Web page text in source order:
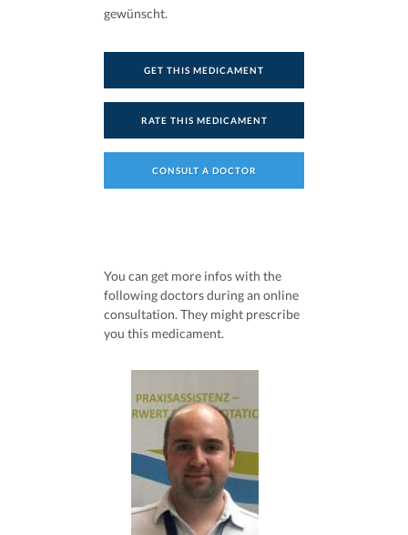
gewünscht.
GET THIS MEDICAMENT
RATE THIS MEDICAMENT
CONSULT A DOCTOR
You can get more infos with the
following doctors during an online
consultation. They might prescribe
you this medicament.